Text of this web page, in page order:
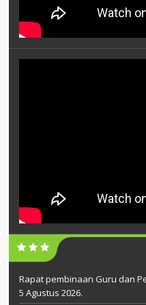
Rapat pembinaan Guru dan
5 Agustus 2026.